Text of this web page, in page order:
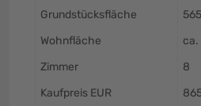
Grundstücksfläche
Wohnfläche
ca.
Zimmer
8
Kaufpreis EUR